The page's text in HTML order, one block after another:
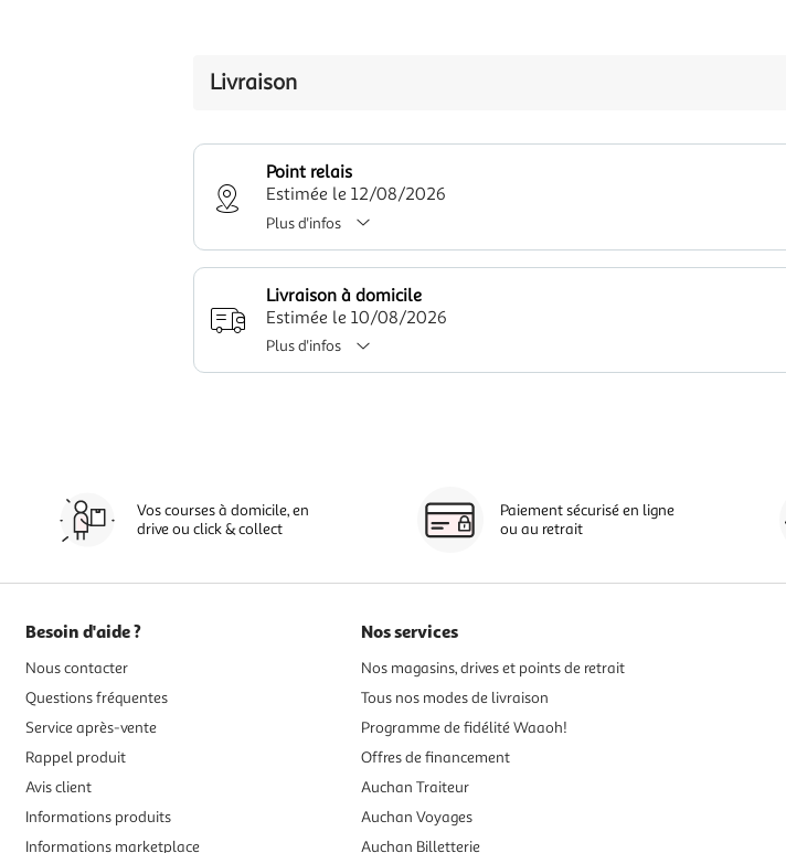
Livraison
Point relais
Estimée le 12/08/2026
Plus d'infos
Livraison à domicile
Estimée le 10/08/2026
Plus d'infos
Vos courses à domicile, en
drive ou click & collect
Paiement sécurisé en ligne
ou au retrait
Besoin d'aide ?
Nous contacter
Questions fréquentes
Service après-vente
Rappel produit
Avis client
Informations produits
Informations marketplace
Nos services
Nos magasins, drives et points de retrait
Tous nos modes de livraison
Programme de fidélité Waaoh!
Offres de financement
Auchan Traiteur
Auchan Voyages
Auchan Billetterie